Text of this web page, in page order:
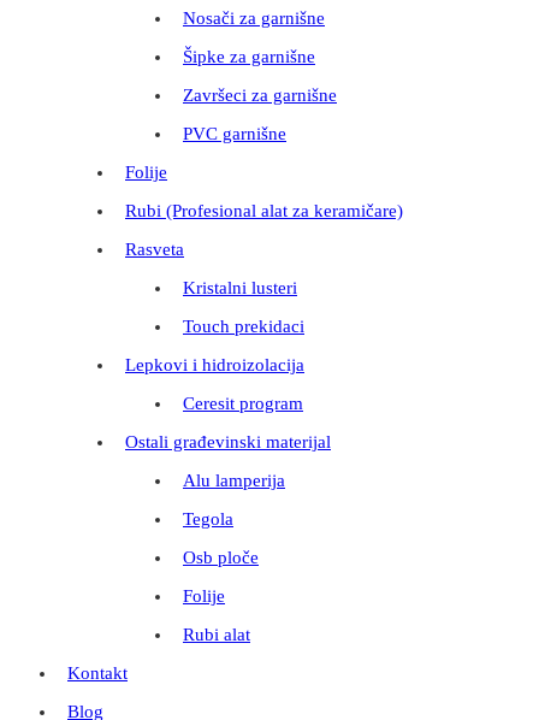
Nosači za garnišne
Šipke za garnišne
Završeci za garnišne
PVC garnišne
Folije
Rubi (Profesional alat za keramičare)
Rasveta
Kristalni lusteri
Touch prekidaci
Lepkovi i hidroizolacija
Ceresit program
Ostali građevinski materijal
Alu lamperija
Tegola
Osb ploče
Folije
Rubi alat
Kontakt
Blog